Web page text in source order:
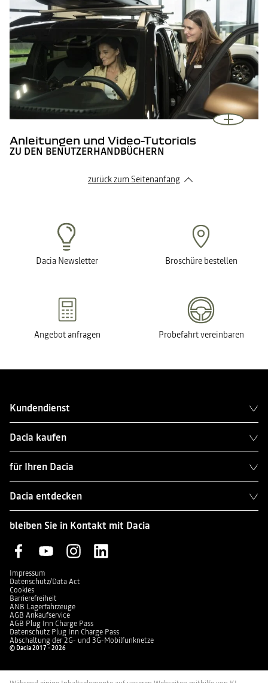
Anleitungen und Video-Tutorials
ZU DEN BENUTZERHANDBÜCHERN
zurück zum Seitenanfang
Dacia Newsletter Broschüre bestellen
Angebot anfragen Probefahrt vereinbaren
Kundendienst
Dacia kaufen
für Ihren Dacia
Dacia entdecken
bleiben Sie in Kontakt mit Dacia
Impressum
Datenschutz/Data Act
Cookies
Barrierefreiheit
ANB Lagerfahrzeuge
AGB Ankaufservice
AGB Plug Inn Charge Pass
Datenschutz Plug Inn Charge Pass
Abschaltung der 2G- und 3G-Mobilfunknetze
© Dacia 2017 - 2026